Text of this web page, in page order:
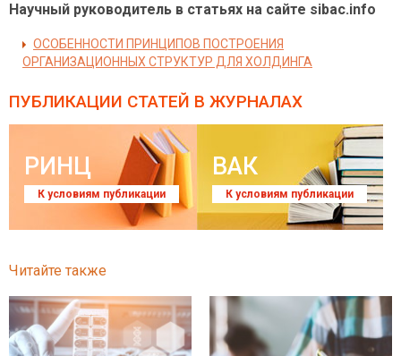
Научный руководитель в статьях на сайте sibac.info
ОСОБЕННОСТИ ПРИНЦИПОВ ПОСТРОЕНИЯ
ОРГАНИЗАЦИОННЫХ СТРУКТУР ДЛЯ ХОЛДИНГА
ПУБЛИКАЦИИ СТАТЕЙ В ЖУРНАЛАХ
РИНЦ
К условиям публикации
ВАК
К условиям публикации
Читайте также